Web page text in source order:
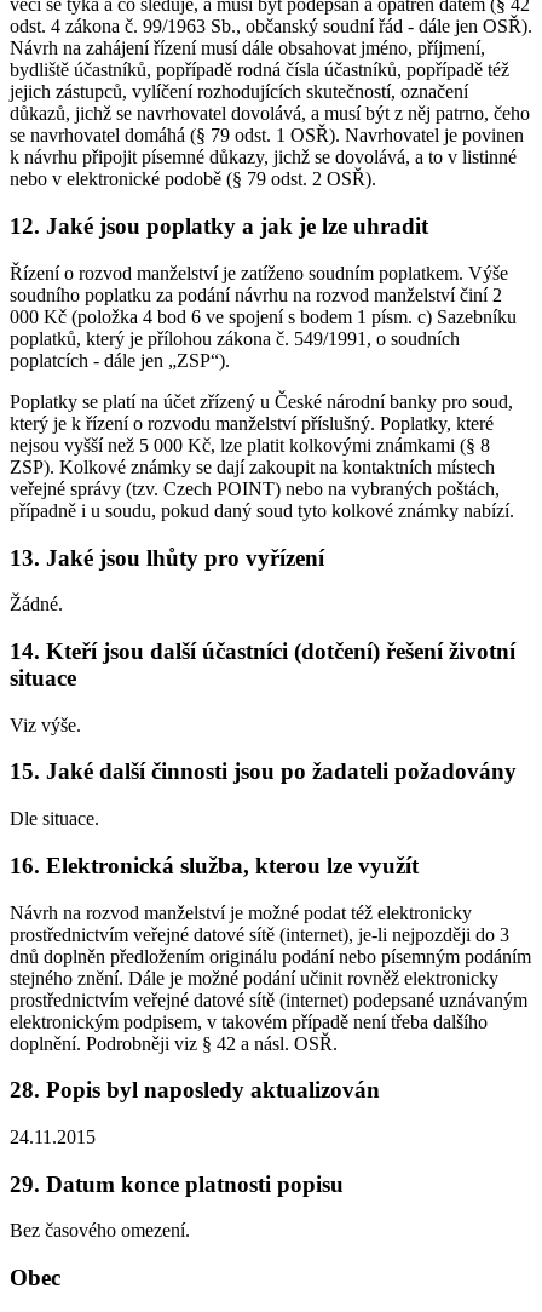
věci se týká a co sleduje, a musí být podepsán a opatřen datem (§ 42
odst. 4 zákona č. 99/1963 Sb., občanský soudní řád - dále jen OSŘ).
Návrh na zahájení řízení musí dále obsahovat jméno, příjmení,
bydliště účastníků, popřípadě rodná čísla účastníků, popřípadě též
jejich zástupců, vylíčení rozhodujících skutečností, označení
důkazů, jichž se navrhovatel dovolává, a musí být z něj patrno, čeho
se navrhovatel domáhá (§ 79 odst. 1 OSŘ). Navrhovatel je povinen
k návrhu připojit písemné důkazy, jichž se dovolává, a to v listinné
nebo v elektronické podobě (§ 79 odst. 2 OSŘ).
12. Jaké jsou poplatky a jak je lze uhradit
Řízení o rozvod manželství je zatíženo soudním poplatkem. Výše
soudního poplatku za podání návrhu na rozvod manželství činí 2
000 Kč (položka 4 bod 6 ve spojení s bodem 1 písm. c) Sazebníku
poplatků, který je přílohou zákona č. 549/1991, o soudních
poplatcích - dále jen „ZSP“).
Poplatky se platí na účet zřízený u České národní banky pro soud,
který je k řízení o rozvodu manželství příslušný. Poplatky, které
nejsou vyšší než 5 000 Kč, lze platit kolkovými známkami (§ 8
ZSP). Kolkové známky se dají zakoupit na kontaktních místech
veřejné správy (tzv. Czech POINT) nebo na vybraných poštách,
případně i u soudu, pokud daný soud tyto kolkové známky nabízí.
13. Jaké jsou lhůty pro vyřízení
Žádné.
14. Kteří jsou další účastníci (dotčení) řešení životní
situace
Viz výše.
15. Jaké další činnosti jsou po žadateli požadovány
Dle situace.
16. Elektronická služba, kterou lze využít
Návrh na rozvod manželství je možné podat též elektronicky
prostřednictvím veřejné datové sítě (internet), je-li nejpozději do 3
dnů doplněn předložením originálu podání nebo písemným podáním
stejného znění. Dále je možné podání učinit rovněž elektronicky
prostřednictvím veřejné datové sítě (internet) podepsané uznávaným
elektronickým podpisem, v takovém případě není třeba dalšího
doplnění. Podrobněji viz § 42 a násl. OSŘ.
28. Popis byl naposledy aktualizován
24.11.2015
29. Datum konce platnosti popisu
Bez časového omezení.
Obec